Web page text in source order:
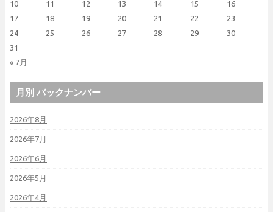
« 7月
10 11 12 13 14 15
16
17
18 19 20 21 22
23
24
25 26 27 28 29
30
31
月別 バックナンバー
2026年8月
2026年7月
2026年6月
2026年5月
2026年4月